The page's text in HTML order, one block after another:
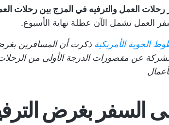
رحلات العمل والترفيه في المزج بين رحلات
العمل تشمل الآن عطلة نهاية الأسبوع.
الجوية الأمريكية ذكرت أن المسافرين
عن مقصورات الدرجة الأولى من الرحلات
السفر بغرض